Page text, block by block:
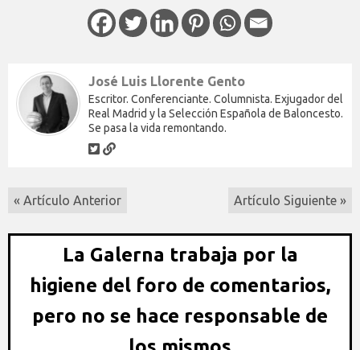
José Luis Llorente Gento
Escritor. Conferenciante. Columnista. Exjugador del
Real Madrid y la Selección Española de Baloncesto.
Se pasa la vida remontando.
« Artículo Anterior Artículo Siguiente »
La Galerna trabaja por la
higiene del foro de comentarios,
pero no se hace responsable de